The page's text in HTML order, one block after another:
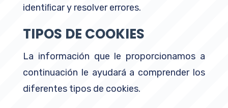
identiﬁcar y resolver errores.
TIPOS DE COOKIES
La información que le proporcionamos a
continuación le ayudará a comprender los
diferentes tipos de cookies.